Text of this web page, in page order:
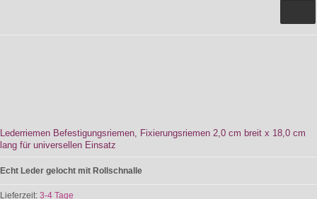
Lederriemen Befestigungsriemen, Fixierungsriemen 2,0 cm breit x 18,0 cm
lang für universellen Einsatz
Echt Leder gelocht mit Rollschnalle
Lieferzeit: 3-4 Tage